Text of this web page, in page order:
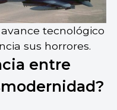
tecnológico
sus horrores.
entre